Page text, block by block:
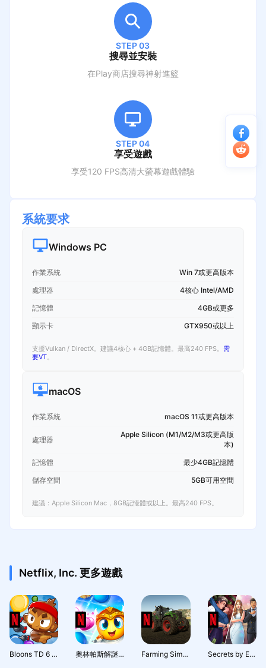
STEP 03
搜尋並安裝
在Play商店搜尋神射進籃
STEP 04
享受遊戲
享受120 FPS高清大螢幕遊戲體驗
系統要求
Windows PC
作業系統
Win 7或更高版本
處理器
4核心 Intel/AMD
記憶體
4GB或更多
顯示卡
GTX950或以上
支援Vulkan / DirectX。建議4核心 + 4GB記憶體。最高240 FPS。 需
要VT。
macOS
作業系統 macOS 11或更高版本
處理器
Apple Silicon (M1/M2/M3或更高版
本)
記憶體
最少4GB記憶體
儲存空間
5GB可用空間
建議：Apple Silicon Mac，8GB記憶體或以上。最高240 FPS。
Netflix, Inc. 更多遊戲
Bloons TD 6 NETFLIX 奧林帕斯解謎小天神 Farming Simulator 23 NETFLIX Secrets by Episode NETFLIX